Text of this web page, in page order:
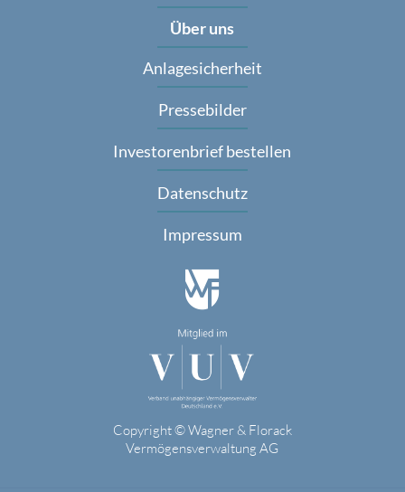
Über uns
Anlagesicherheit
Pressebilder
Investorenbrief bestellen
Datenschutz
Impressum
Copyright © Wagner & Florack
Vermögensverwaltung AG